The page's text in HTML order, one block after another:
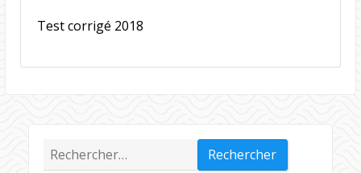
Test corrigé 2018
Rechercher :